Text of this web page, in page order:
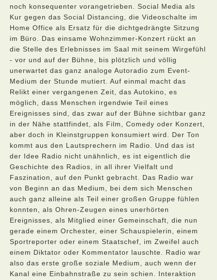
noch konsequenter vorangetrieben. Social Media als
Kur gegen das Social Distancing, die Videoschalte im
Home Office als Ersatz für die dichtgedrängte Sitzung
im Büro. Das einsame Wohnzimmer-Konzert rückt an
die Stelle des Erlebnisses im Saal mit seinem Wirgefühl
- vor und auf der Bühne, bis plötzlich und völlig
unerwartet das ganz analoge Autoradio zum Event-
Medium der Stunde mutiert. Auf einmal macht das
Relikt einer vergangenen Zeit, das Autokino, es
möglich, dass Menschen irgendwie Teil eines
Ereignisses sind, das zwar auf der Bühne sichtbar ganz
in der Nähe stattfindet, als Film, Comedy oder Konzert,
aber doch in Kleinstgruppen konsumiert wird. Der Ton
kommt aus den Lautsprechern im Radio. Und das ist
der Idee Radio nicht unähnlich, es ist eigentlich die
Geschichte des Radios, in all ihrer Vielfalt und
Faszination, auf den Punkt gebracht. Das Radio war
von Beginn an das Medium, bei dem sich Menschen
auch ganz alleine als Teil einer großen Gruppe fühlen
konnten, als Ohren-Zeugen eines unerhörten
Ereignisses, als Mitglied einer Gemeinschaft, die nun
gerade einem Orchester, einer Schauspielerin, einem
Sportreporter oder einem Staatschef, im Zweifel auch
einem Diktator oder Kommentator lauschte. Radio war
also das erste große soziale Medium, auch wenn der
Kanal eine Einbahnstraße zu sein schien. Interaktion